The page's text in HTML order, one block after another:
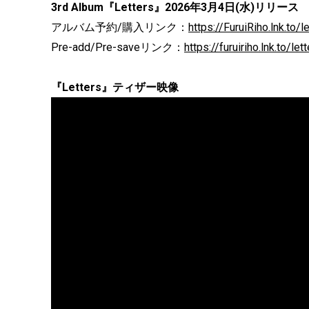
3rd Album『Letters』2026年3月4日(水)リリース
アルバム予約/購入リンク： https://FuruiRiho.lnk.to/
Pre-add/Pre-saveリンク： https://furuiriho.lnk.to/
『Letters』ティザー映像